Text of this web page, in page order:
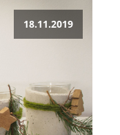
18.11.2019